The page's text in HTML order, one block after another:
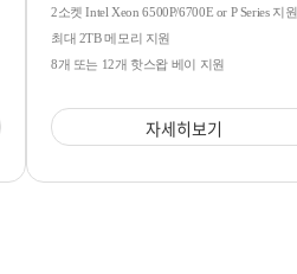
2소켓 Intel Xeon 6500P/6700E or P Series 지원
최대 2TB 메모리 지원
8개 또는 12개 핫스왑 베이 지원
자세히보기